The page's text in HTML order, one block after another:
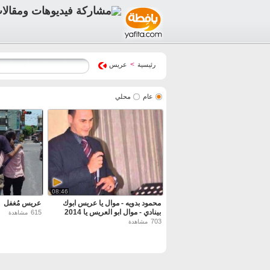
رئيسية > عريس
عام محلي
08:46
محمود بدويه - موال يا عريس ابوك
بينادي - موال ابو العريس يا 2014
703 مشاهدة
عريس مُغفل
615 مشاهدة